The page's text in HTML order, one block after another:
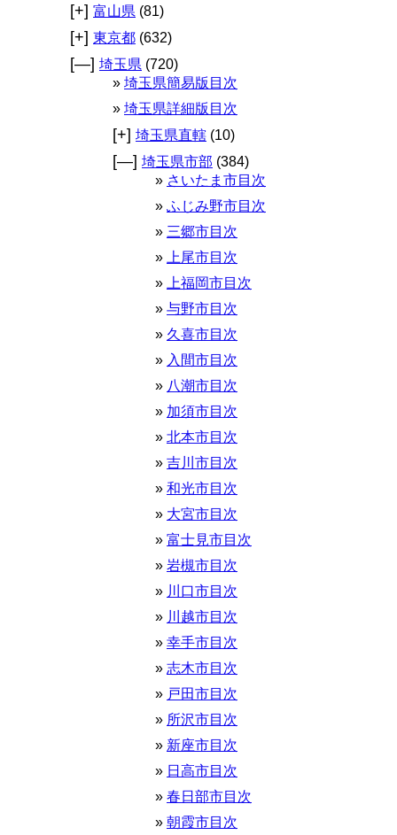
[+] 富山県 (81)
[+] 東京都 (632)
[—] 埼玉県 (720)
埼玉県簡易版目次
埼玉県詳細版目次
[+] 埼玉県直轄 (10)
[—] 埼玉県市部 (384)
さいたま市目次
ふじみ野市目次
三郷市目次
上尾市目次
上福岡市目次
与野市目次
久喜市目次
入間市目次
八潮市目次
加須市目次
北本市目次
吉川市目次
和光市目次
大宮市目次
富士見市目次
岩槻市目次
川口市目次
川越市目次
幸手市目次
志木市目次
戸田市目次
所沢市目次
新座市目次
日高市目次
春日部市目次
朝霞市目次